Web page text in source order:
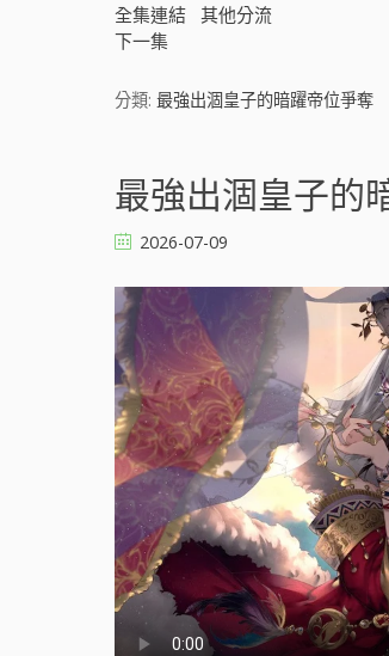
全集連結 其他分流
下一集
分類: 最強出涸皇子的暗躍帝位爭奪
最強出涸皇子的
2026-07-09